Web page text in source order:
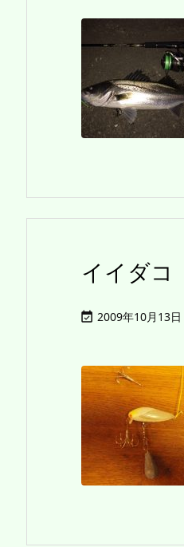
イイダコ
 2009年10月13日